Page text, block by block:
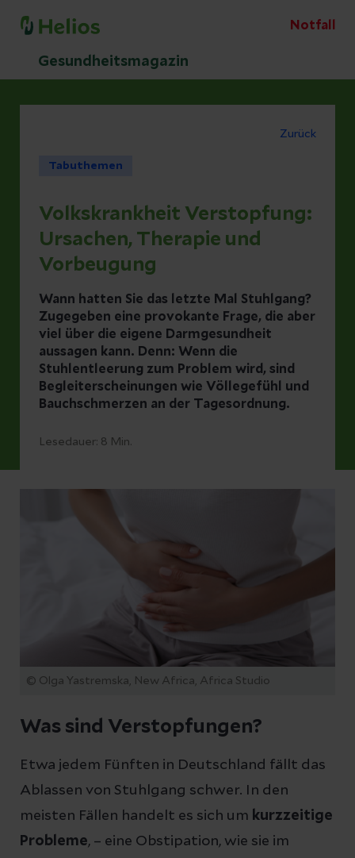
Notfall
Gesundheitsmagazin
Zurück
Tabuthemen
Volkskrankheit Verstopfung:
Ursachen, Therapie und
Vorbeugung
Wann hatten Sie das letzte Mal Stuhlgang?
Zugegeben eine provokante Frage, die aber
viel über die eigene Darmgesundheit
aussagen kann. Denn: Wenn die
Stuhlentleerung zum Problem wird, sind
Begleiterscheinungen wie Völlegefühl und
Bauchschmerzen an der Tagesordnung.
Lesedauer: 8 Min.
© Olga Yastremska, New Africa, Africa Studio
Was sind Verstopfungen?
Etwa jedem Fünften in Deutschland fällt das
Ablassen von Stuhlgang schwer. In den
meisten Fällen handelt es sich um kurzzeitige
Probleme, – eine Obstipation, wie sie im